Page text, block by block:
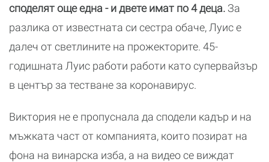
споделят още една - и двете имат по 4 деца. За
разлика от известната си сестра обаче, Луис е
далеч от светлините на прожекторите. 45-
годишната Луис работи работи като супервайзър
в център за тестване за коронавирус.
Виктория не е пропуснала да сподели кадър и на
мъжката част от компанията, които позират на
фона на винарска изба, а на видео се виждат